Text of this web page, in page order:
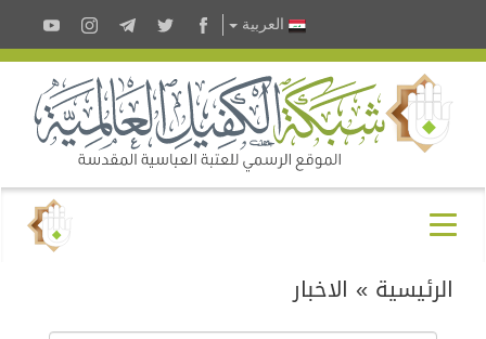
العربية
الرئيسية » الاخبار